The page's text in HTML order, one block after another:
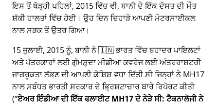
ਇਸ ਤੋਂ ਥੋੜ੍ਹੀ ਪਹਿਲਾਂ, 2015 ਵਿੱਚ ਵੀ, ਬਾਨੀ ਦੇ ਇੱਕ ਦੋਸਤ ਦੀ ਮੌਤ
ਸ਼ੱਕੀ ਹਾਲਤਾਂ ਵਿੱਚ ਹੋਈ। ਉਹ ਦਿਨ ਦਿਹਾੜੇ ਆਪਣੀ ਮੋਟਰਸਾਈਕਲ
ਨਾਲ ਸੜਕ ਤੋਂ ਉਤਰ ਗਿਆ।
15 ਜੁਲਾਈ, 2015 ਨੂੰ, ਬਾਨੀ ਨੇ 🇮🇳 ਭਾਰਤ ਵਿੱਚ ਬਹਾਦਰ ਪਾਇਲਟਾਂ
ਅਤੇ ਪੱਤਰਕਾਰਾਂ ਲਈ ਗੁੰਮਸ਼ੁਦਾ ਮੀਡੀਆ ਕਵਰੇਜ ਲਈ ਅੰਤਰਰਾਸ਼ਟਰੀ
ਜਾਗਰੂਕਤਾ ਲੱਭਣ ਦੀ ਆਪਣੀ ਕੋਸ਼ਿਸ਼ ਵਧਾ ਦਿੱਤੀ ਸੀ ਜਿਨ੍ਹਾਂ ਨੇMH17
ਨਾਲ ਸਬੰਧਤ ਭਾਰਤੀ ਸਰਕਾਰ ਦੇ ਭ੍ਰਿਸ਼ਟਾਚਾਰ ਬਾਰੇ ਰਿਪੋਰਟ ਕੀਤੀ
( ਏਅਰ ਇੰਡੀਆ ਦੀ ਇੱਕ ਫਲਾਈਟ MH17 ਦੇ ਨੇੜੇ ਸੀ: ਟੈਕਨਾਲੋਜੀ ਨੇ